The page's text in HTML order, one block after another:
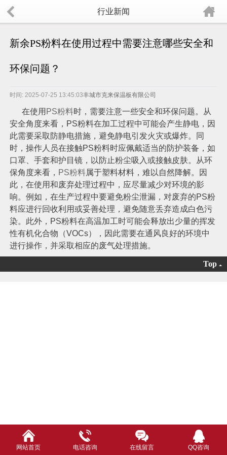
行业新闻
新余PS粉料在使用过程中需要注意哪些安全和
环保问题？
时间: 2025-07-25 13:45:03丰城市克来保温板有限公司
在使用 PS粉料时，需要注意一些安全和环保问题。从
安全角度来看，PS粉料在加工过程中可能会产生静电，因
此需要采取防静电措施，避免静电引发火灾或爆炸。同
时，操作人员在接触PS粉料时应佩戴适当的防护装备，如
口罩、手套和护目镜，以防止粉尘吸入或接触皮肤。从环
保角度来看， PS粉料属于塑料材料，难以自然降解。因
此，在使用和废弃处理过程中，应尽量减少对环境的影
响。例如，在生产过程中要避免粉尘泄漏，对废弃的PS粉
料应进行回收利用或妥善处理，避免随意丢弃造成白色污
染。此外，PS粉料在高温加工时可能会释放出少量的挥发
性有机化合物（VOCs），因此需要在通风良好的环境中
进行操作，并采取相应的废气处理措施。
Top
网站首页 电话咨询 在线留言 QQ咨询